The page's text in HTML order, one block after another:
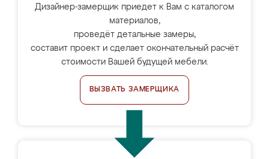
Дизайнер-замерщик приедет к Вам с каталогом
материалов,
проведёт детальные замеры,
составит проект и сделает окончательный расчёт
стоимости Вашей будущей мебели.
ВЫЗВАТЬ ЗАМЕРЩИКА